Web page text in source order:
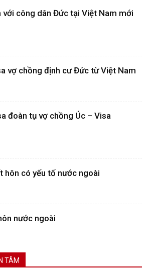
với công dân Đức tại Việt Nam mới
vợ chồng định cư Đức từ Việt Nam
đoàn tụ vợ chồng Úc – Visa
hôn có yếu tố nước ngoài
nước ngoài
TÂM